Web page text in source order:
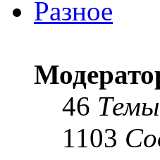
Разное
46 Темы
1103